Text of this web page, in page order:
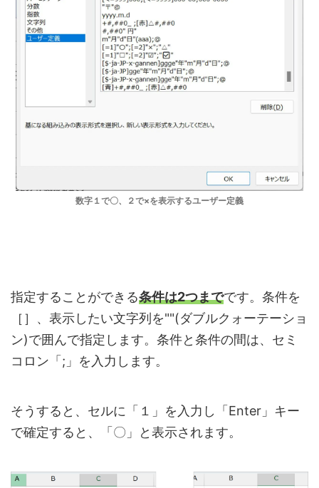
数字１で〇、２で×を表示するユーザー定義
指定することができる条件は2つまでです。条件を
［］、表示したい文字列を""(ダブルクォーテーショ
ン)で囲んで指定します。条件と条件の間は、セミ
コロン「;」を入力します。
そうすると、セルに「１」を入力し「Enter」キー
で確定すると、「〇」と表示されます。